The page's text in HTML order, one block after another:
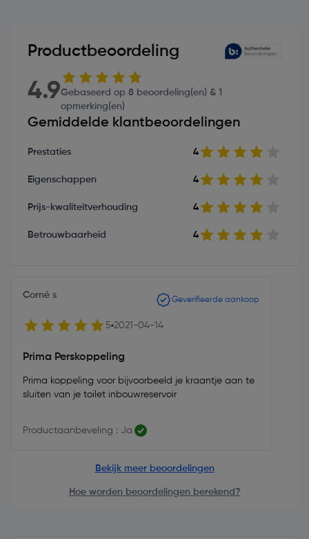
Productbeoordeling
4.9Gebaseerd op 8 beoordeling(en) & 1
opmerking(en)
Gemiddelde klantbeoordelingen
Prestaties 4
Eigenschappen 4
Prijs-kwaliteitverhouding 4
Betrouwbaarheid 4
Corné s Geverifieerde aankoop
5 2021-04-14
Prima Perskoppeling
Prima koppeling voor bijvoorbeeld je kraantje aan te
sluiten van je toilet inbouwreservoir
Productaanbeveling : Ja
Bekijk meer beoordelingen
Hoe worden beoordelingen berekend?